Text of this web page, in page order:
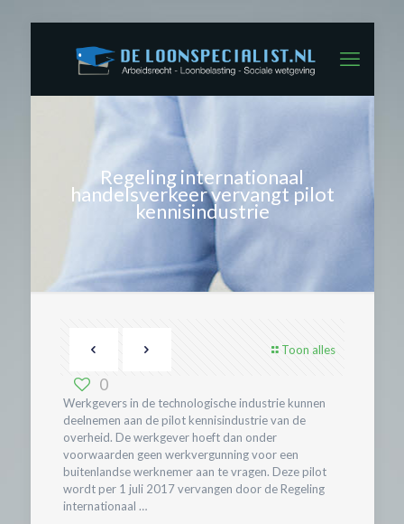
Regeling internationaal
handelsverkeer vervangt pilot
kennisindustrie
Toon alles
0
Werkgevers in de technologische industrie kunnen
deelnemen aan de pilot kennisindustrie van de
overheid. De werkgever hoeft dan onder
voorwaarden geen werkvergunning voor een
buitenlandse werknemer aan te vragen. Deze pilot
wordt per 1 juli 2017 vervangen door de Regeling
internationaal …